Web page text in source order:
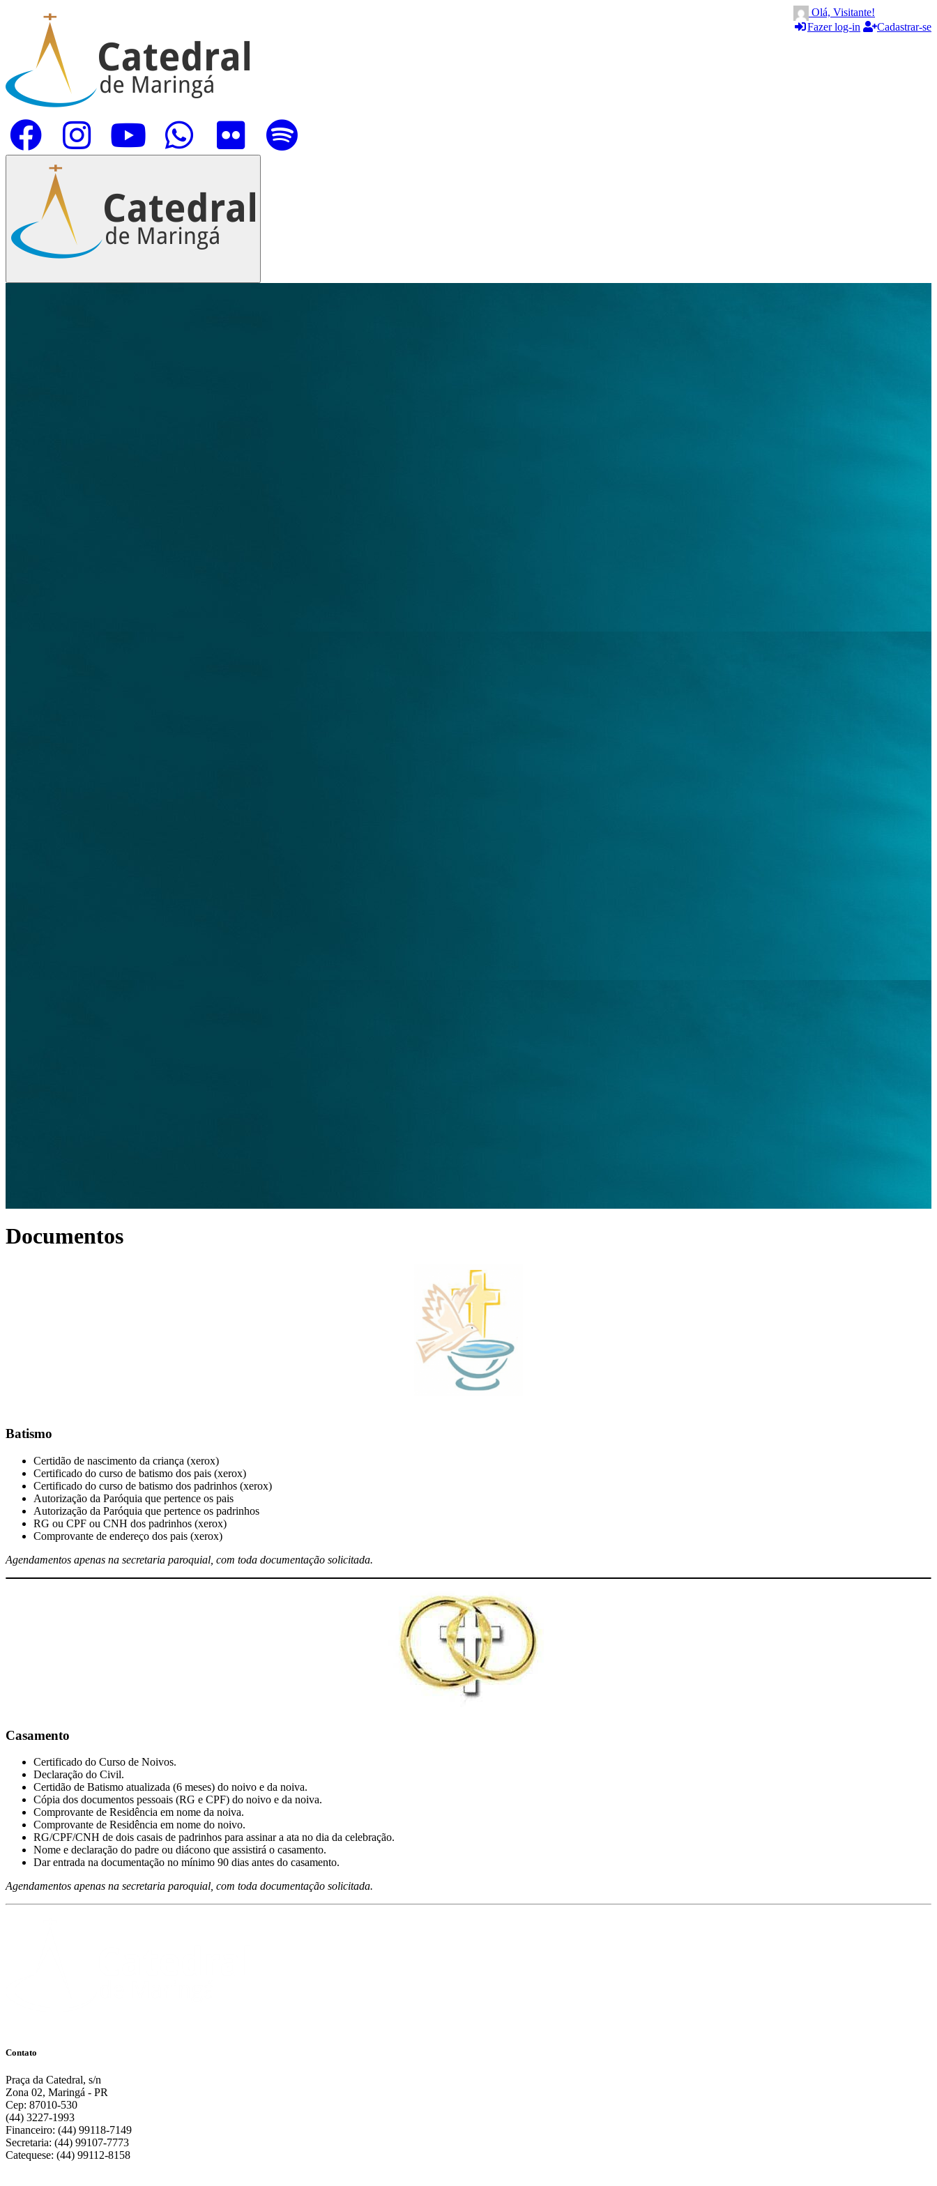
Olá, Visitante!
Fazer log-in
Cadastrar-se
Documentos
Batismo
Certidão de nascimento da criança (xerox)
Certificado do curso de batismo dos pais (xerox)
Certificado do curso de batismo dos padrinhos (xerox)
Autorização da Paróquia que pertence os pais
Autorização da Paróquia que pertence os padrinhos
RG ou CPF ou CNH dos padrinhos (xerox)
Comprovante de endereço dos pais (xerox)
Agendamentos apenas na secretaria paroquial, com toda documentação solicitada.
Casamento
Certificado do Curso de Noivos.
Declaração do Civil.
Certidão de Batismo atualizada (6 meses) do noivo e da noiva.
Cópia dos documentos pessoais (RG e CPF) do noivo e da noiva.
Comprovante de Residência em nome da noiva.
Comprovante de Residência em nome do noivo.
RG/CPF/CNH de dois casais de padrinhos para assinar a ata no dia da celebração.
Nome e declaração do padre ou diácono que assistirá o casamento.
Dar entrada na documentação no mínimo 90 dias antes do casamento.
Agendamentos apenas na secretaria paroquial, com toda documentação solicitada.
Contato
Praça da Catedral, s/n
Zona 02, Maringá - PR
Cep: 87010-530
(44) 3227-1993
Financeiro: (44) 99118-7149
Secretaria: (44) 99107-7773
Catequese: (44) 99112-8158